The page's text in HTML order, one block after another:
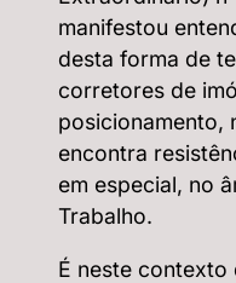
manifestou
desta forma de
corretores de
posicionamento,
encontra
em especial, no
Trabalho.
É neste contexto